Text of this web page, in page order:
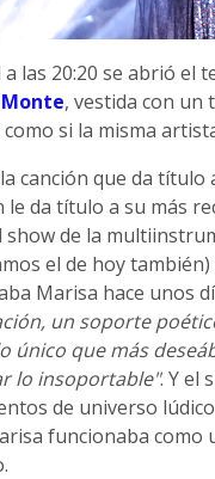
las 20:20 se abrió el
, vestida con un
como si la misma
canción que da
le da título a su más
show de la
el de hoy
Marisa hace unos
un soporte
único que más
lo insoportable". Y el
de universo
funcionaba como